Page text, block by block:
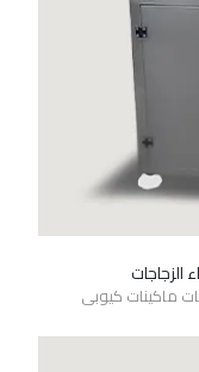
الزجاجات
ماكينات كيوبى